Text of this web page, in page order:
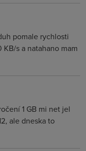
pomale rychlosti
s a natahano mam
1 GB mi net jel
ale dneska to